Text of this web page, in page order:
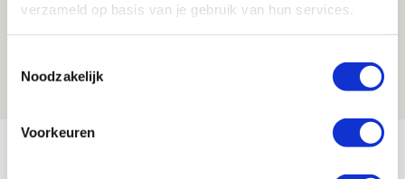
verzameld op basis van je gebruik van hun services.
Noodzakelijk
Voorkeuren
Míchel: ‘Mentaliteit werd beter nadat
ik wissels erin bracht’
09 AUGUSTUS 2026 - 18:14
Bekijk meer